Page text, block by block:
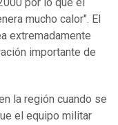
por lo que el
mucho calor". El
extremadamente
importante de
la región cuando se
el equipo militar